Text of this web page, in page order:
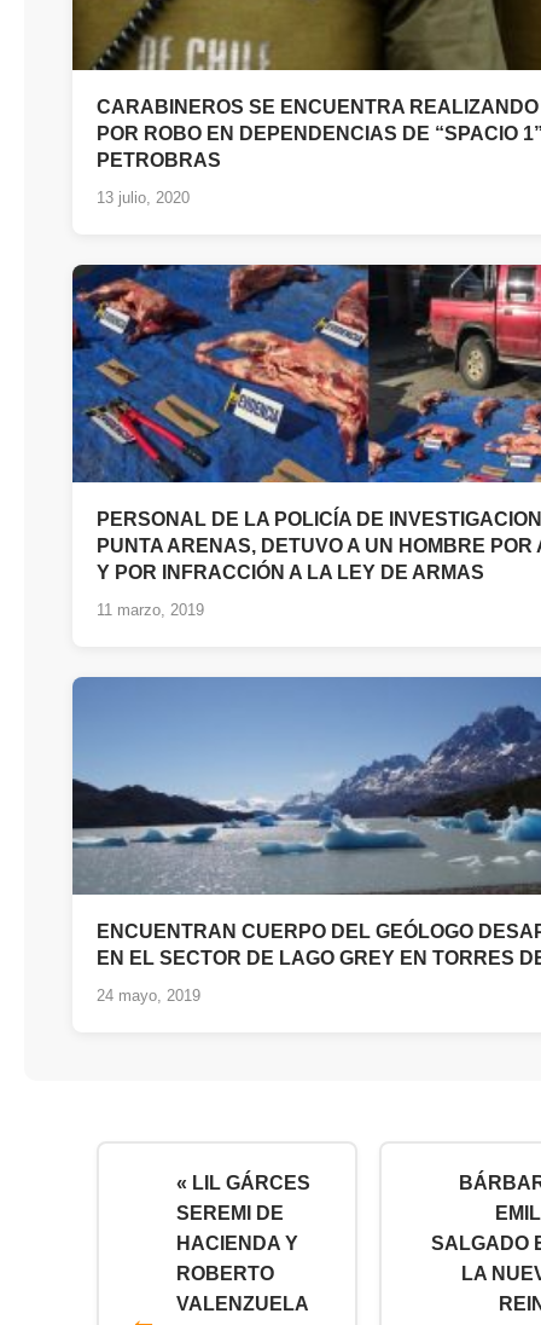
CARABINEROS SE ENCUENTRA
POR ROBO EN DEPENDENCIAS DE “SPACIO
PETROBRAS
13 julio, 2020
PERSONAL DE LA POLICÍA DE
PUNTA ARENAS, DETUVO A UN HOMBRE POR
Y POR INFRACCIÓN A LA LEY DE ARMAS
11 marzo, 2019
ENCUENTRAN CUERPO DEL GEÓLOGO
EN EL SECTOR DE LAGO GREY EN TORRES
24 mayo, 2019
« LIL GÁRCES
SEREMI DE
HACIENDA Y
ROBERTO
VALENZUELA
SALGADO
LA